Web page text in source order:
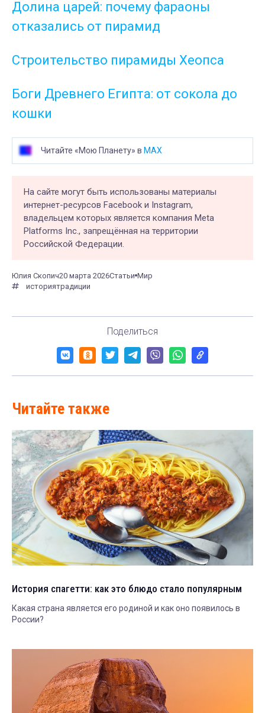
Долина царей: почему фараоны
отказались от пирамид
Строительство пирамиды Хеопса
Боги Древнего Египта: от сокола до
кошки
Читайте «Мою Планету» в MAX
На сайте могут быть использованы материалы
интернет-ресурсов Facebook и Instagram,
владельцем которых является компания Meta
Platforms Inc., запрещённая на территории
Российской Федерации.
Юлия Скопич20 марта 2026Статьи Мир
историятрадиции
Поделиться
Читайте также
История спагетти: как это блюдо стало популярным
Какая страна является его родиной и как оно появилось в
России?